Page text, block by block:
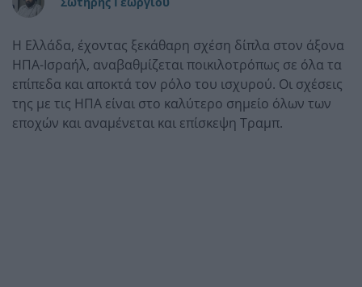
Η Ελλάδα, έχοντας ξεκάθαρη σχέση δίπλα στον άξονα
ΗΠΑ-Ισραήλ, αναβαθμίζεται ποικιλοτρόπως σε όλα τα
επίπεδα και αποκτά τον ρόλο του ισχυρού. Οι σχέσεις
της με τις ΗΠΑ είναι στο καλύτερο σημείο όλων των
εποχών και αναμένεται και επίσκεψη Τραμπ.